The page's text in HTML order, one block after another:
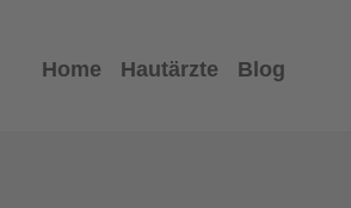
Home Hautärzte Blog